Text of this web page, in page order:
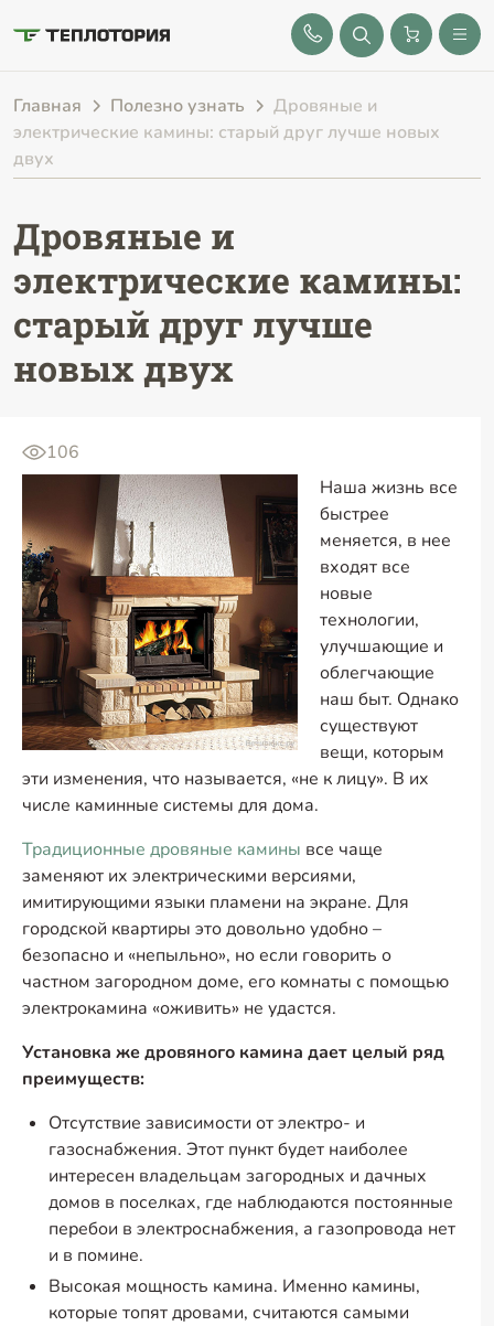
8 (843) 212-25-32
Главная Полезно узнать
Дровяные и
электрические камины: старый друг лучше новых
двух
Дровяные и
электрические камины:
старый друг лучше
новых двух
106
Наша жизнь все
быстрее
меняется, в нее
входят все
новые
технологии,
улучшающие и
облегчающие
наш быт. Однако
существуют
вещи, которым
эти изменения, что называется, «не к лицу». В их
числе каминные системы для дома.
Традиционные дровяные камины все чаще
заменяют их электрическими версиями,
имитирующими языки пламени на экране. Для
городской квартиры это довольно удобно –
безопасно и «непыльно», но если говорить о
частном загородном доме, его комнаты с помощью
электрокамина «оживить» не удастся.
Установка же дровяного камина дает целый ряд
преимуществ:
Отсутствие зависимости от электро- и
газоснабжения. Этот пункт будет наиболее
интересен владельцам загородных и дачных
домов в поселках, где наблюдаются постоянные
перебои в электроснабжения, а газопровода нет
и в помине.
Высокая мощность камина. Именно камины,
которые топят дровами, считаются самыми